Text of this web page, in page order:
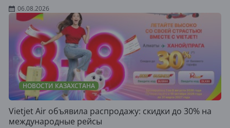
06.08.2026
НОВОСТИ КАЗАХСТАНА
Vietjet Air объявила распродажу: скидки до 30% на
международные рейсы